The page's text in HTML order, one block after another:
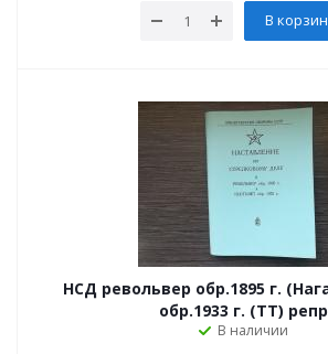
В
НСД револьвер обр.1895 г.
обр.1933 г. (ТТ)
В наличии